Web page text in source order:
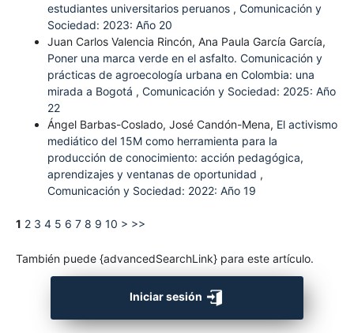
estudiantes universitarios peruanos , Comunicación y
Sociedad: 2023: Año 20
Juan Carlos Valencia Rincón, Ana Paula García García,
Poner una marca verde en el asfalto. Comunicación y
prácticas de agroecología urbana en Colombia: una
mirada a Bogotá , Comunicación y Sociedad: 2025: Año
22
Ángel Barbas-Coslado, José Candón-Mena, El activismo
mediático del 15M como herramienta para la
producción de conocimiento: acción pedagógica,
aprendizajes y ventanas de oportunidad ,
Comunicación y Sociedad: 2022: Año 19
1 2 3 4 5 6 7 8 9 10 > >>
También puede {advancedSearchLink} para este artículo.
Iniciar sesión